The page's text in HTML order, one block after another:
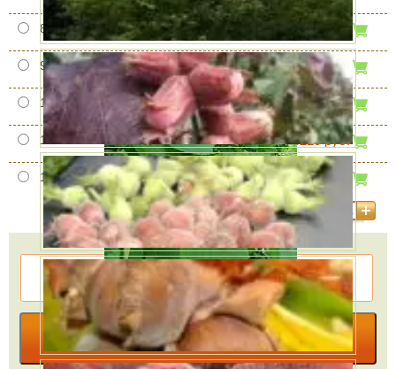
8 лет 9890 руб.
В наличии
9 лет 12470 руб.
В наличии
10 лет 15050 руб.
В наличии
11 лет 20210 руб.
В наличии
12 лет 21500 руб.
В наличии
Количество
В КОРЗИНУ
КУПИТЬ В ОДИН КЛИК